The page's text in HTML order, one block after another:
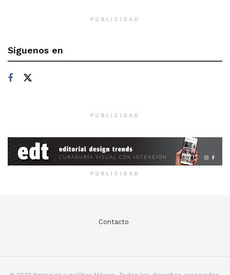
PUBLICIDAD
Síguenos en
PUBLICIDAD
PUBLICIDAD
Contacto